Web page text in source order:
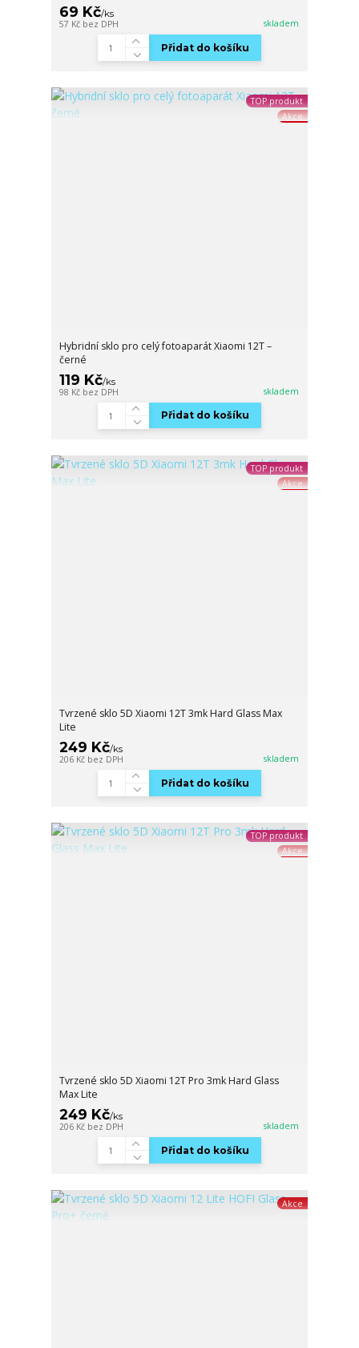
69 Kč/ks
57 Kč bez DPH skladem
Přidat do košíku
TOP produkt
Akce
Hybridní sklo pro celý fotoaparát Xiaomi 12T –
černé
119 Kč/ks
98 Kč bez DPH skladem
Přidat do košíku
TOP produkt
Akce
Tvrzené sklo 5D Xiaomi 12T 3mk Hard Glass Max
Lite
249 Kč/ks
206 Kč bez DPH skladem
Přidat do košíku
TOP produkt
Akce
Tvrzené sklo 5D Xiaomi 12T Pro 3mk Hard Glass
Max Lite
249 Kč/ks
206 Kč bez DPH skladem
Přidat do košíku
Akce